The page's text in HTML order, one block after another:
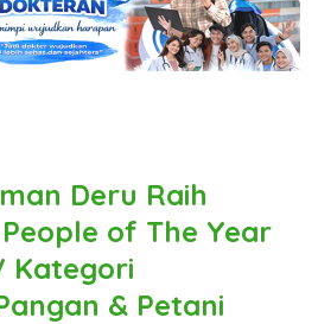
Deru Raih
of The Year
Kategori
& Petani